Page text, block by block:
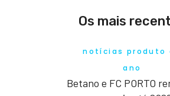
Os mais
notícias produto
ano
Betano e FC PORTO